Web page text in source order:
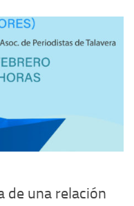
de una relación